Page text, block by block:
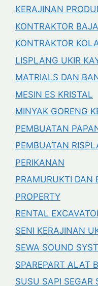
KERAJINAN
KONTRAKTOR
KONTRAKTOR
LISPLANG UKIR
MATRIALS DAN
MESIN ES KRISTAL
MINYAK GORENG
PEMBUATAN
PEMBUATAN
PERIKANAN
PRAMURUKTI DAN
PROPERTY
RENTAL
SENI KERAJINAN
SEWA SOUND
SPAREPART ALAT
SUSU SAPI SEGAR